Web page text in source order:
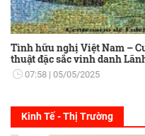
Tình hữu nghị Việt Nam –
thuật đặc sắc vinh danh
07:58 05/05/2025
Kinh Tế - Thị Trường